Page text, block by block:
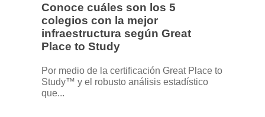
Conoce cuáles son los 5
colegios con la mejor
infraestructura según Great
Place to Study
Por medio de la certificación Great Place to
Study™ y el robusto análisis estadístico
que...